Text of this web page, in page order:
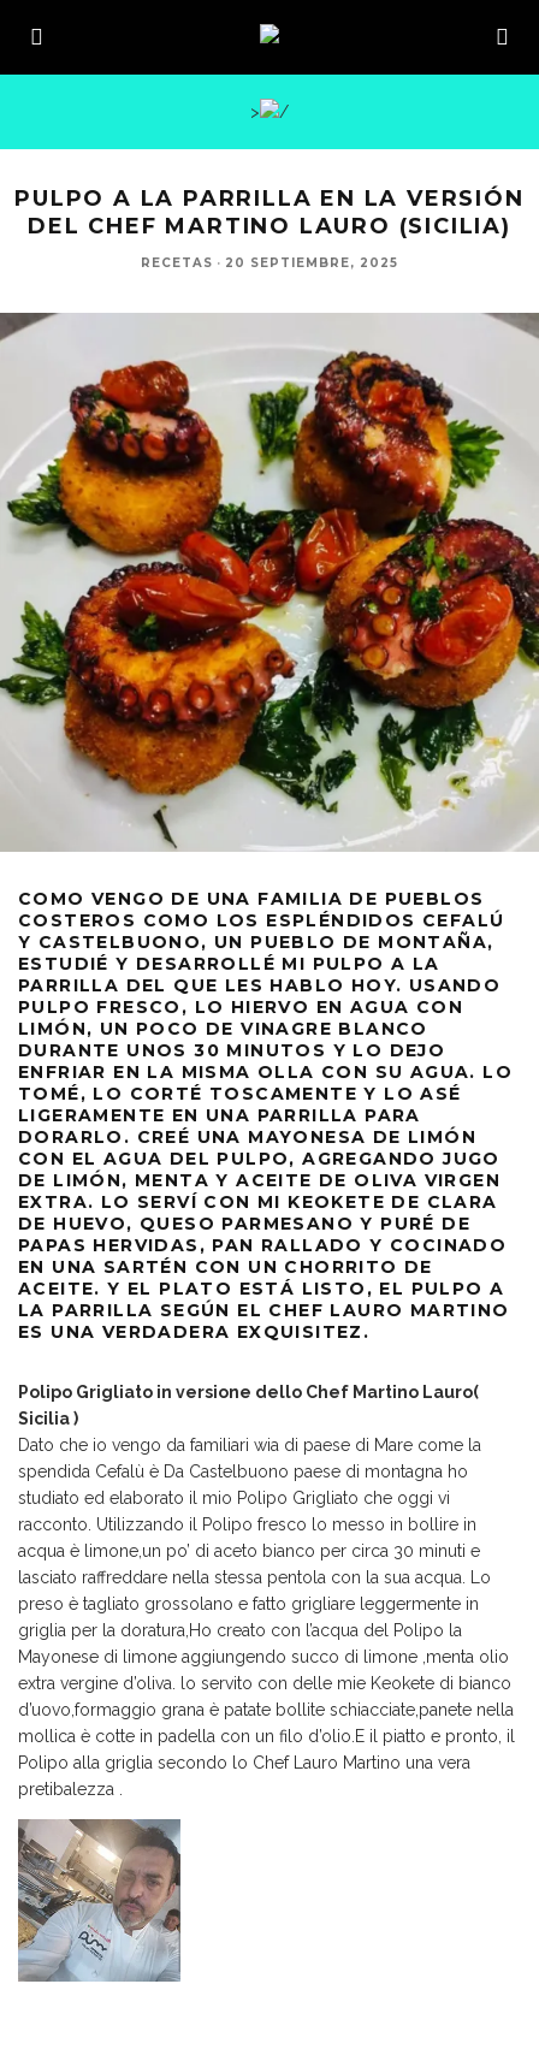
>
PULPO A LA PARRILLA EN LA VERSIÓN
DEL CHEF MARTINO LAURO (SICILIA)
RECETAS · 20 SEPTIEMBRE, 2025
COMO VENGO DE UNA FAMILIA DE PUEBLOS
COSTEROS COMO LOS ESPLÉNDIDOS CEFALÚ
Y CASTELBUONO, UN PUEBLO DE MONTAÑA,
ESTUDIÉ Y DESARROLLÉ MI PULPO A LA
PARRILLA DEL QUE LES HABLO HOY. USANDO
PULPO FRESCO, LO HIERVO EN AGUA CON
LIMÓN, UN POCO DE VINAGRE BLANCO
DURANTE UNOS 30 MINUTOS Y LO DEJO
ENFRIAR EN LA MISMA OLLA CON SU AGUA. LO
TOMÉ, LO CORTÉ TOSCAMENTE Y LO ASÉ
LIGERAMENTE EN UNA PARRILLA PARA
DORARLO. CREÉ UNA MAYONESA DE LIMÓN
CON EL AGUA DEL PULPO, AGREGANDO JUGO
DE LIMÓN, MENTA Y ACEITE DE OLIVA VIRGEN
EXTRA. LO SERVÍ CON MI KEOKETE DE CLARA
DE HUEVO, QUESO PARMESANO Y PURÉ DE
PAPAS HERVIDAS, PAN RALLADO Y COCINADO
EN UNA SARTÉN CON UN CHORRITO DE
ACEITE. Y EL PLATO ESTÁ LISTO, EL PULPO A
LA PARRILLA SEGÚN EL CHEF LAURO MARTINO
ES UNA VERDADERA EXQUISITEZ.
Polipo Grigliato in versione dello Chef Martino Lauro(
Sicilia )
Dato che io vengo da familiari wia di paese di Mare come la
spendida Cefalù è Da Castelbuono paese di montagna ho
studiato ed elaborato il mio Polipo Grigliato che oggi vi
racconto. Utilizzando il Polipo fresco lo messo in bollire in
acqua è limone,un po’ di aceto bianco per circa 30 minuti e
lasciato raffreddare nella stessa pentola con la sua acqua. Lo
preso è tagliato grossolano e fatto grigliare leggermente in
griglia per la doratura,Ho creato con l’acqua del Polipo la
Mayonese di limone aggiungendo succo di limone ,menta olio
extra vergine d’oliva. lo servito con delle mie Keokete di bianco
d’uovo,formaggio grana è patate bollite schiacciate,panete nella
mollica è cotte in padella con un filo d’olio.E il piatto e pronto, il
Polipo alla griglia secondo lo Chef Lauro Martino una vera
pretibalezza .